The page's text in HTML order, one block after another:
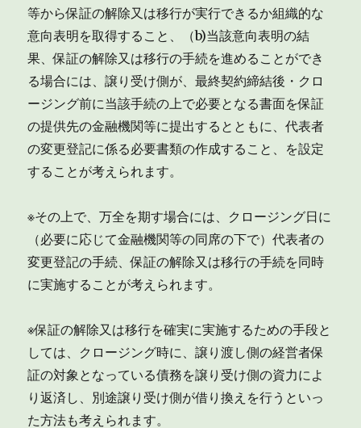
等から保証の解除又は移行が実行できるか組織的な
意向表明を取得すること、（b)当該意向表明の結
果、保証の解除又は移行の手続を進めることができ
る場合には、譲り受け側が、最終契約締結後・クロ
ージング前に当該手続の上で必要となる書面を保証
の提供先の金融機関等に提出するとともに、代表者
の変更登記に係る必要書類の作成すること、を設定
することが考えられます。
※その上で、万全を期す場合には、クロージング日に
（必要に応じて金融機関等の同席の下で）代表者の
変更登記の手続、保証の解除又は移行の手続を同時
に実施することが考えられます。
※保証の解除又は移行を確実に実施するための手段と
しては、クロージング時に、譲り渡し側の経営者保
証の対象となっている債務を譲り受け側の資力によ
り返済し、別途譲り受け側が借り換えを行うといっ
た方法も考えられます。